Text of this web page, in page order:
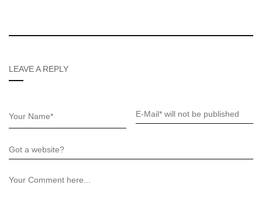
LEAVE A REPLY